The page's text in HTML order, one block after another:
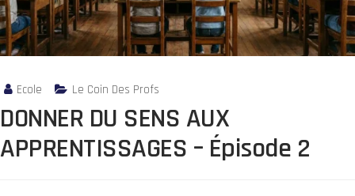
Ecole Le Coin Des Profs
DONNER DU SENS AUX
APPRENTISSAGES – Épisode 2